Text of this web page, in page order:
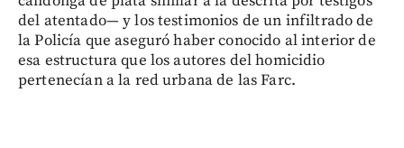
del atentado— y los testimonios de un infiltrado de
la Policía que aseguró haber conocido al interior de
esa estructura que los autores del homicidio
pertenecían a la red urbana de las Farc.